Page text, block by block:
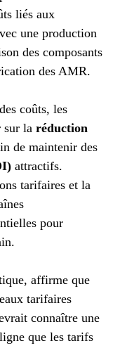
liés aux
une production
des composants
des AMR.
coûts, les
sur la réduction
de maintenir des
attractifs.
tarifaires et la
pour
affirme que
tarifaires
connaître une
que les tarifs